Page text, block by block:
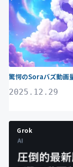
驚愕のSoraバズ動画
2025.12.29
Grok